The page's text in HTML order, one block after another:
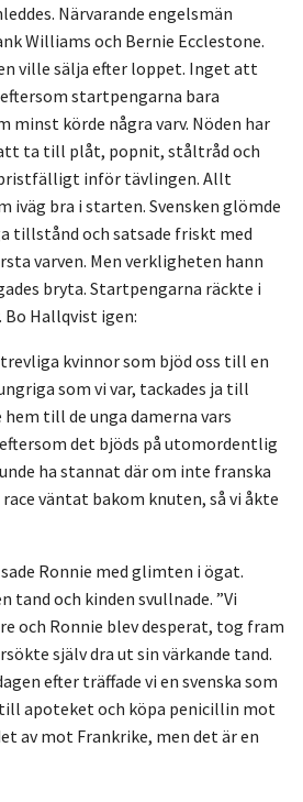
Närvarande engelsmän
Williams och Bernie Ecclestone.
ville sälja efter loppet. Inget att
eftersom startpengarna bara
minst körde några varv. Nöden har
ta till plåt, popnit, ståltråd och
inför tävlingen. Allt
iväg bra i starten. Svensken glömde
tillstånd och satsade friskt med
varven. Men verkligheten hann
bryta. Startpengarna räckte i
Hallqvist igen:
kvinnor som bjöd oss till en
som vi var, tackades ja till
till de unga damerna vars
det bjöds på utomordentlig
ha stannat där om inte franska
race väntat bakom knuten, så vi åkte
Ronnie med glimten i ögat.
tand och kinden svullnade. ”Vi
och Ronnie blev desperat, tog fram
själv dra ut sin värkande tand.
efter träffade vi en svenska som
apoteket och köpa penicillin mot
av mot Frankrike, men det är en